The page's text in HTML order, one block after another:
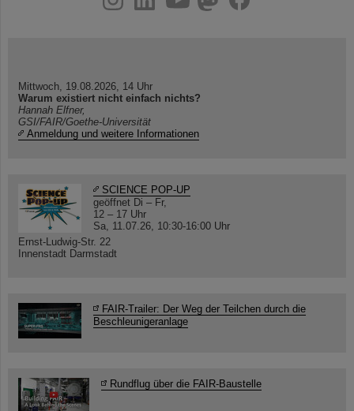
Mittwoch, 19.08.2026, 14 Uhr
Warum existiert nicht einfach nichts?
Hannah Elfner,
GSI/FAIR/Goethe-Universität
Anmeldung und weitere Informationen
SCIENCE POP-UP
geöffnet Di – Fr,
12 – 17 Uhr
Sa, 11.07.26, 10:30-16:00 Uhr
Ernst-Ludwig-Str. 22
Innenstadt Darmstadt
FAIR-Trailer: Der Weg der Teilchen durch die
Beschleunigeranlage
Rundflug über die FAIR-Baustelle